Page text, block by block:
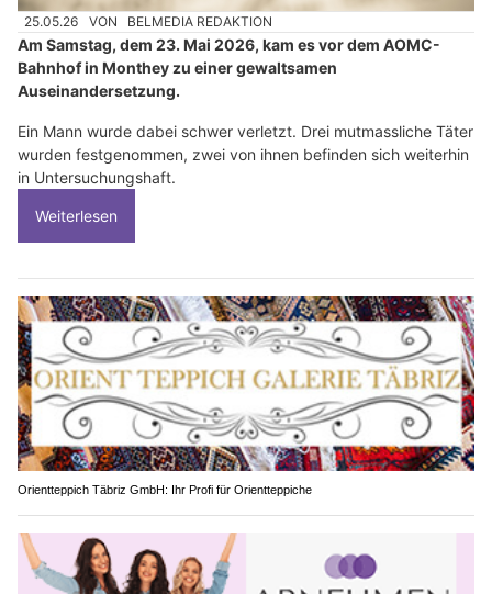
25.05.26 VON BELMEDIA REDAKTION
Am Samstag, dem 23. Mai 2026, kam es vor dem AOMC-
Bahnhof in Monthey zu einer gewaltsamen
Auseinandersetzung.
Ein Mann wurde dabei schwer verletzt. Drei mutmassliche Täter
wurden festgenommen, zwei von ihnen befinden sich weiterhin
in Untersuchungshaft.
Weiterlesen
Orientteppich Täbriz GmbH: Ihr Profi für Orientteppiche